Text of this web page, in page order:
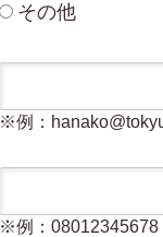
その他
※例：
※例：08012345678